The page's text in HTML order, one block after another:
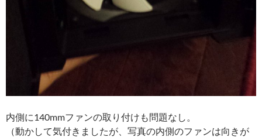
内側に140mmファンの取り付けも問題なし。
（動かして気付きましたが、写真の内側のファンは向きが